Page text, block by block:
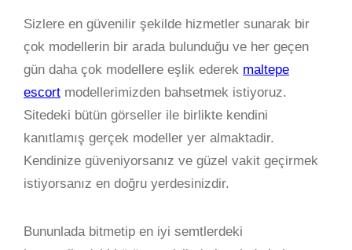
Sizlere en güvenilir şekilde hizmetler sunarak bir
çok modellerin bir arada bulunduğu ve her geçen
gün daha çok modellere eşlik ederek maltepe
escort modellerimizden bahsetmek istiyoruz.
Sitedeki bütün görseller ile birlikte kendini
kanıtlamış gerçek modeller yer almaktadir.
Kendinize güveniyorsanız ve güzel vakit geçirmek
istiyorsanız en doğru yerdesinizdir.
Bununlada bitmetip en iyi semtlerdeki